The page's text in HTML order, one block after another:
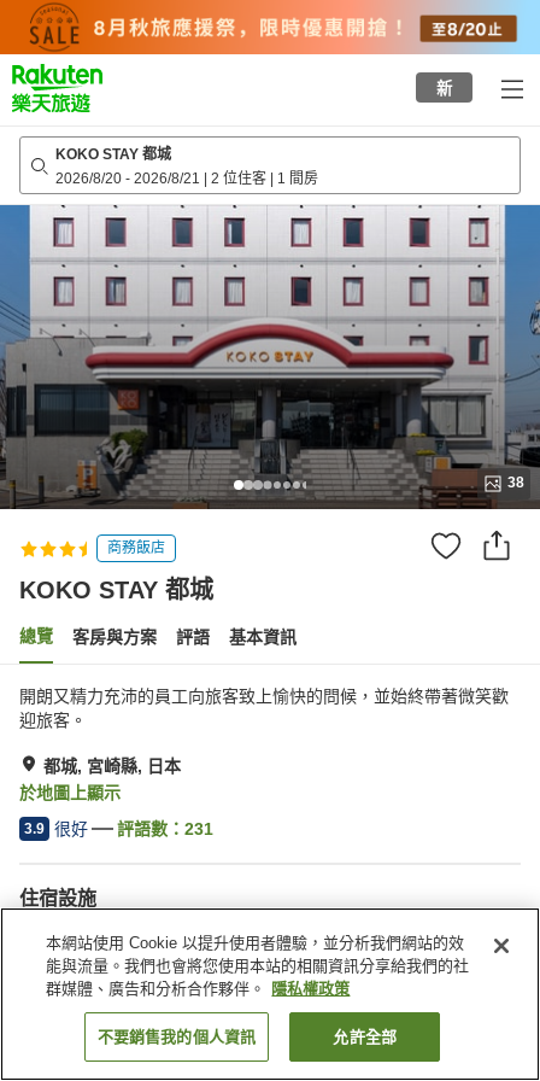
top
page
新
KOKO STAY 都城
2026/8/20 - 2026/8/21 | 2 位住客 | 1 間房
38
商務飯店
KOKO STAY 都城
總覽 客房與方案 評語 基本資訊
開朗又精力充沛的員工向旅客致上愉快的問候，並始終帶著微笑歡
迎旅客。
都城, 宮崎縣, 日本
於地圖上顯示
3.9 很好 評語數： 231
住宿設施
Spa／美容沙龍
自動販賣機
共用微波爐
付費洗衣房
找客房
本網站使用 Cookie 以提升使用者體驗，並分析我們網站的效
能與流量。我們也會將您使用本站的相關資訊分享給我們的社
群媒體、廣告和分析合作夥伴。
隱私權政策
不要銷售我的個人資訊 允許全部